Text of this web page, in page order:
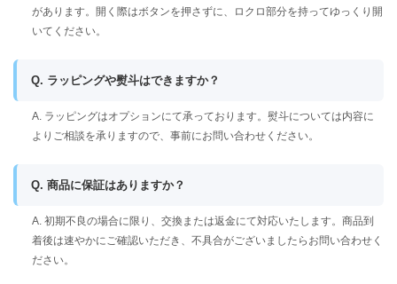
があります。開く際はボタンを押さずに、ロクロ部分を持ってゆっくり開
いてください。
Q. ラッピングや熨斗はできますか？
A. ラッピングはオプションにて承っております。熨斗については内容に
よりご相談を承りますので、事前にお問い合わせください。
Q. 商品に保証はありますか？
A. 初期不良の場合に限り、交換または返金にて対応いたします。商品到
着後は速やかにご確認いただき、不具合がございましたらお問い合わせく
ださい。